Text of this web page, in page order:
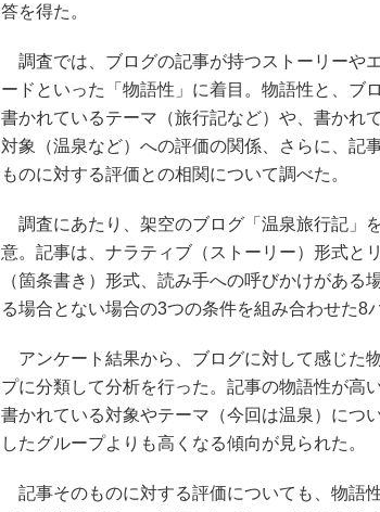
答を得た。
調査では、ブログの記事が持つストーリーや
ードといった「物語性」に着目。物語性と、ブ
書かれているテーマ（旅行記など）や、書かれ
対象（温泉など）への評価の関係、さらに、記
ものに対する評価との相関について調べた。
調査にあたり、架空のブログ「温泉旅行記」
意。記事は、ナラティブ（ストーリー）形式と
（箇条書き）形式、読み手への呼びかけがある
る場合とない場合の3つの条件を組み合わせた8
アンケート結果から、ブログに対して感じた
プに分類して分析を行った。記事の物語性が高
書かれている対象やテーマ（今回は温泉）につ
したグループよりも高くなる傾向が見られた。
記事そのものに対する評価についても、物語